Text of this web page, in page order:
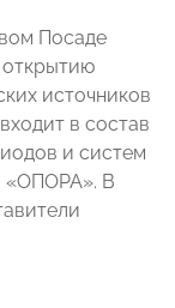
Посаде
источников
в состав
и систем
«ОПОРА». В